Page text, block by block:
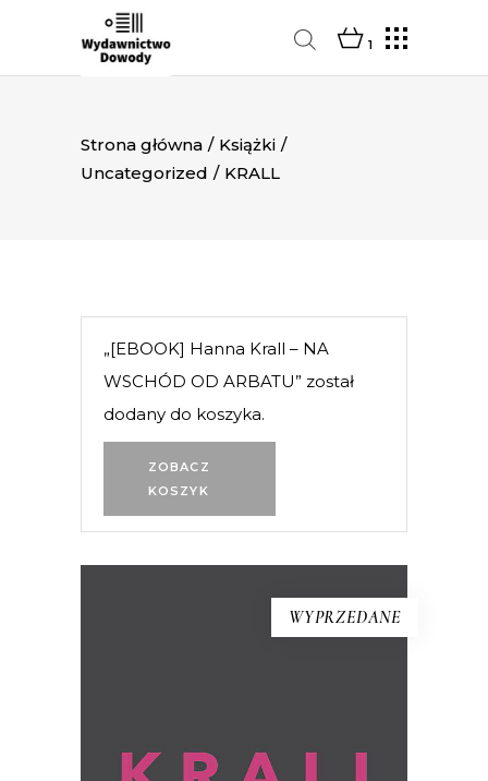
1
Strona główna / Książki /
Uncategorized / KRALL
ZOBACZ
KOSZYK
„[EBOOK] Hanna Krall – NA
WSCHÓD OD ARBATU” został
dodany do koszyka.
WYPRZEDANE